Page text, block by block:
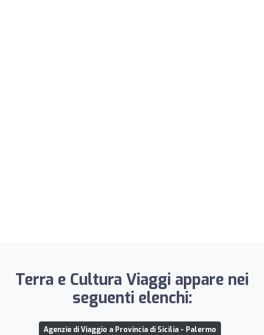
Terra e Cultura Viaggi appare nei
seguenti elenchi:
Agenzie di Viaggio a Provincia di Sicilia - Palermo